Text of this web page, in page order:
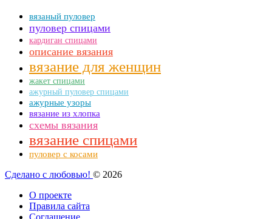
вязаный пуловер
пуловер спицами
кардиган спицами
описание вязания
вязание для женщин
жакет спицами
ажурный пуловер спицами
ажурные узоры
вязание из хлопка
схемы вязания
вязание спицами
пуловер с косами
Сделано с любовью! © 2026
О проекте
Правила сайта